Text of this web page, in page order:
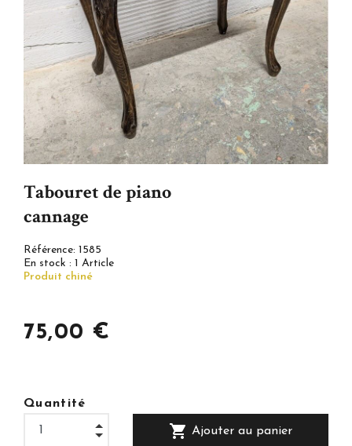
Tabouret de piano
cannage
Référence: 1585
En stock : 1 Article
Produit chiné
75,00 €
Quantité
shopping_cart Ajouter au panier